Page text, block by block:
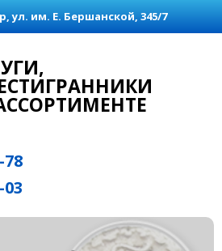
ул. им. Е. Бершанской, 345/7
78
03